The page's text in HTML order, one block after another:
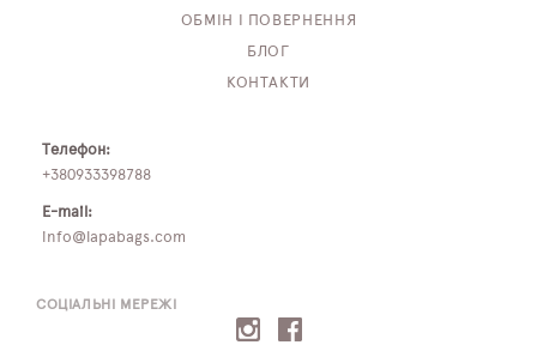
СОЦІАЛЬНІ МЕРЕЖІ
ОБМІН І ПОВЕРНЕННЯ
БЛОГ
КОНТАКТИ
Телефон:
+380933398788
E-mail:
info@lapabags.com